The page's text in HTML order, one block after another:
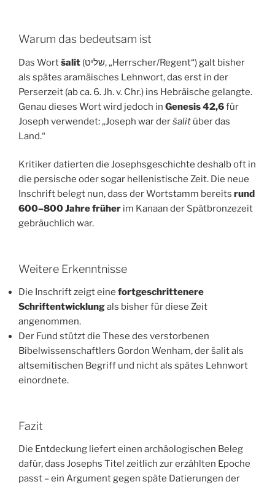
Warum das bedeutsam ist
Das Wortšalit (שליט, „Herrscher/Regent“) galt bisher
als spätes aramäisches Lehnwort, das erst in der
Perserzeit (ab ca. 6. Jh. v. Chr.) ins Hebräische gelangte.
Genau dieses Wort wird jedoch in Genesis 42,6für
Joseph verwendet: „Joseph war deršalit über das
Land.“
Kritiker datierten die Josephsgeschichte deshalb oft in
die persische oder sogar hellenistische Zeit. Die neue
Inschrift belegt nun, dass der Wortstamm bereits rund
600–800 Jahre früher im Kanaan der Spätbronzezeit
gebräuchlich war.
Weitere Erkenntnisse
Die Inschrift zeigt eine fortgeschrittenere
Schriftentwicklungals bisher für diese Zeit
angenommen.
Der Fund stützt die These des verstorbenen
Bibelwissenschaftlers Gordon Wenham, der šalit als
altsemitischen Begriff und nicht als spätes Lehnwort
einordnete.
Fazit
Die Entdeckung liefert einen archäologischen Beleg
dafür, dass Josephs Titel zeitlich zur erzählten Epoche
passt – ein Argument gegen späte Datierungen der